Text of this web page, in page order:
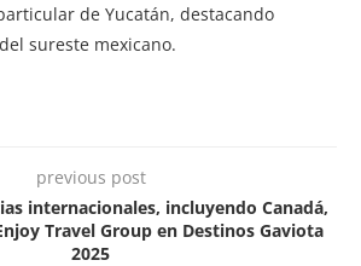
de Yucatán, destacando
sureste mexicano.
previous post
internacionales, incluyendo Canadá,
Travel Group en Destinos Gaviota
2025